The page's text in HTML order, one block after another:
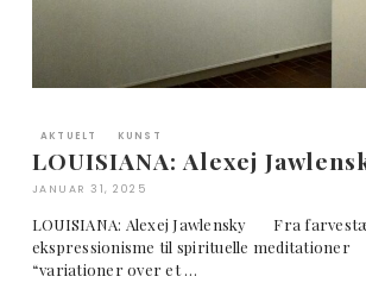
AKTUELT KUNST
LOUISIANA: Alexej
JANUAR 31, 2025
LOUISIANA: Alexej Jawlensky Fra
ekspressionisme til spirituelle
“variationer over et …